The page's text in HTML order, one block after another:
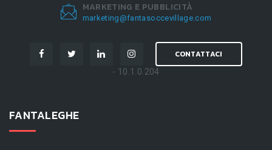
MARKETING E PUBBLICITÀ
marketing@fantasoccevillage.com
CONTATTACI
- 10.1.0.204
FANTALEGHE